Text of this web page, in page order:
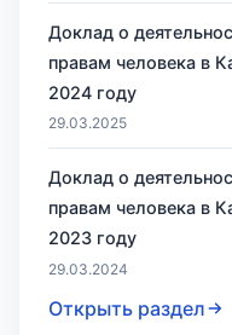
Доклад о
правам человека в
2024 году
29.03.2025
Доклад о
правам человека в
2023 году
29.03.2024
Открыть раздел